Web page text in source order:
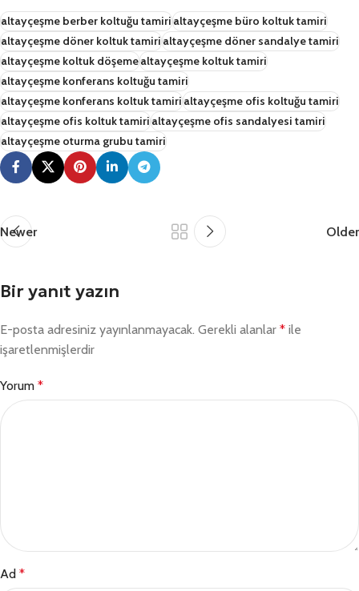
altayçeşme berber koltuğu tamirialtayçeşme büro koltuk tamiri
altayçeşme döner koltuk tamirialtayçeşme döner sandalye tamiri
altayçeşme koltuk döşemealtayçeşme koltuk tamiri
altayçeşme konferans koltuğu tamiri
altayçeşme konferans koltuk tamirialtayçeşme ofis koltuğu tamiri
altayçeşme ofis koltuk tamirialtayçeşme ofis sandalyesi tamiri
altayçeşme oturma grubu tamiri
Newer Older
Bir yanıt yazın
E-posta adresiniz yayınlanmayacak. Gerekli alanlar * ile
işaretlenmişlerdir
Yorum *
Ad *